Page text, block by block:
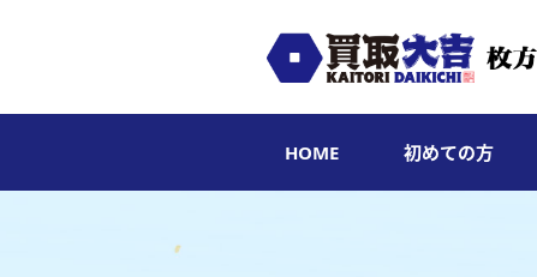
HOME 初めての方